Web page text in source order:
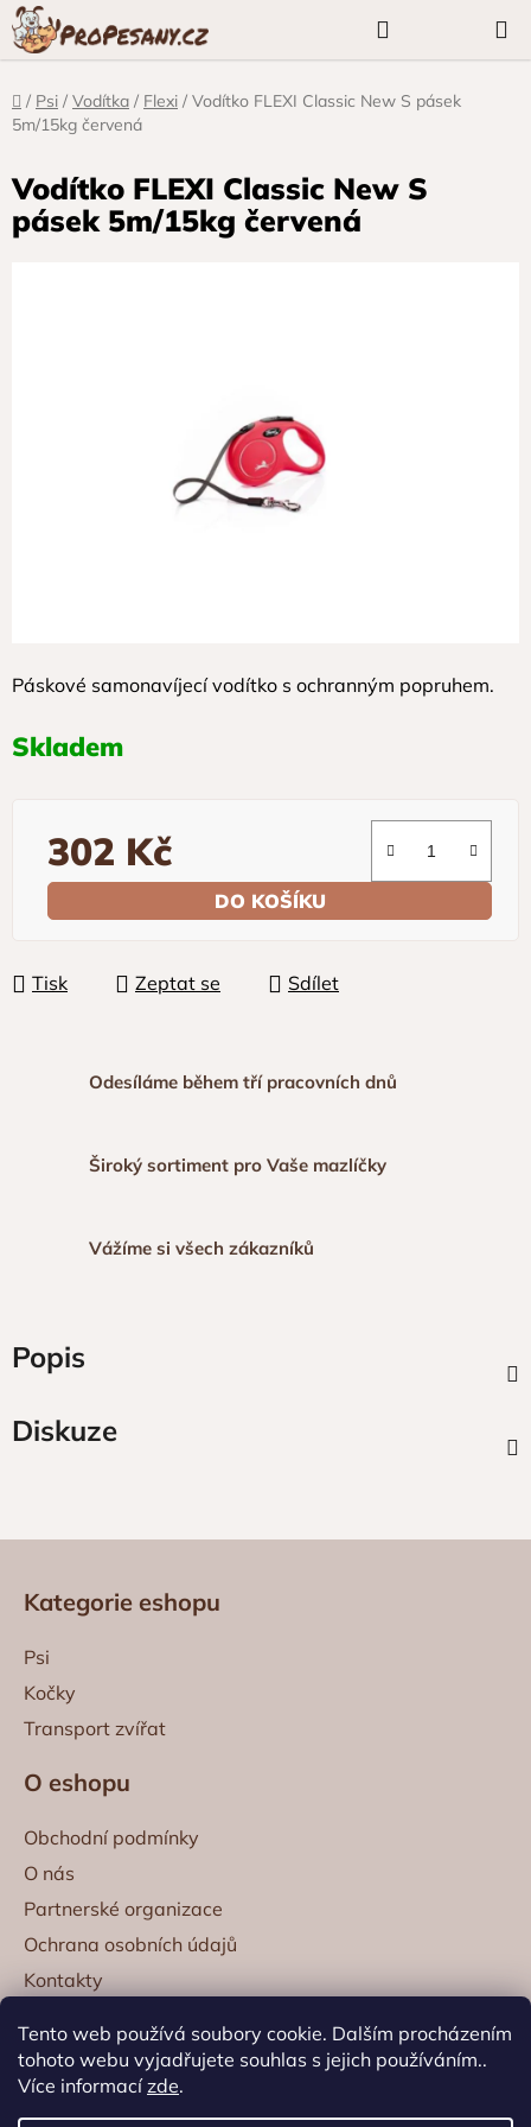
Tento web používá soubory cookie. Dalším procházením
tohoto webu vyjadřujete souhlas s jejich používáním..
Více informacízde.
Přejít
na
obsah
KOŠÍK
Domů
/ Psi / Vodítka / Flexi / Vodítko FLEXI Classic New S pásek
5m/15kg červená
Páskové samonavíjecí vodítko s ochranným popruhem.
Skladem
302 Kč
Měrná cena:
DO KOŠÍKU
Tisk Zeptat se Sdílet
Vodítko FLEXI Classic New S
pásek 5m/15kg červená
Odesíláme během tří pracovních dnů
Široký sortiment pro Vaše mazlíčky
Vážíme si všech zákazníků
Popis
Diskuze
Kategorie eshopu
Psi
Kočky
Transport zvířat
O eshopu
Obchodní podmínky
O nás
Partnerské organizace
Ochrana osobních údajů
Kontakty
Kontaktní informace
obchod@propesany.cz